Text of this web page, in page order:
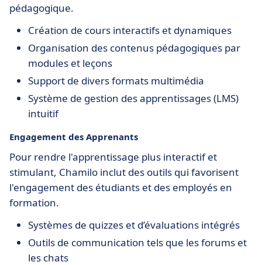
pédagogique.
Création de cours interactifs et dynamiques
Organisation des contenus pédagogiques par
modules et leçons
Support de divers formats multimédia
Système de gestion des apprentissages (LMS)
intuitif
Engagement des Apprenants
Pour rendre l'apprentissage plus interactif et
stimulant, Chamilo inclut des outils qui favorisent
l'engagement des étudiants et des employés en
formation.
Systèmes de quizzes et d’évaluations intégrés
Outils de communication tels que les forums et
les chats